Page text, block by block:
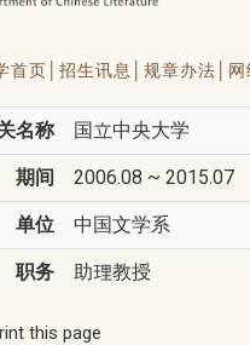
首页│ 招生讯息│ 规章办法│
名称 国立中央大学
期间 2006.08 ~ 2015.07
单位 中国文学系
职务 助理教授
this page